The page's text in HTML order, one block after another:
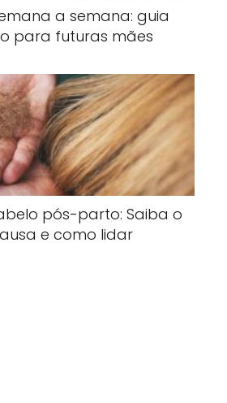
a semana: guia
para futuras mães
pós-parto: Saiba o
e como lidar